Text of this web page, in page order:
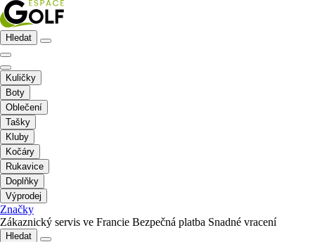
Hledat
Kuličky
Boty
Oblečení
Tašky
Kluby
Kočáry
Rukavice
Doplňky
Výprodej
Značky
Zákaznický servis ve Francie Bezpečná platba Snadné vracení
Hledat